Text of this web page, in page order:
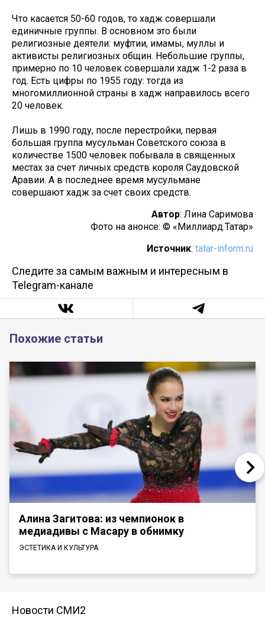
Что касается 50-60 годов, то хадж совершали
единичные группы. В основном это были
религиозные деятели: муфтии, имамы, муллы и
активисты религиозных общин. Небольшие группы,
примерно по 10 человек совершали хадж 1-2 раза в
год. Есть цифры по 1955 году: тогда из
многомиллионной страны в хадж направилось всего
20 человек.
Лишь в 1990 году, после перестройки, первая
большая группа мусульман Советского союза в
количестве 1500 человек побывала в священных
местах за счет личных средств короля Саудовской
Аравии. А в последнее время мусульмане
совершают хадж за счет своих средств.
Автор: Лина Саримова
Фото на анонсе: © «Миллиард.Татар»
Источник: tatar-inform.ru
Следите за самым важным и интересным в
Telegram-канале
Похожие статьи
Алина Загитова: из чемпионок в
медиадивы с Масару в обнимку
ЭСТЕТИКА И КУЛЬТУРА
Новости СМИ2